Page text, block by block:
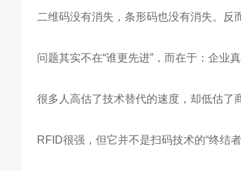
二维码没有消失，条形码也没有消失。反
问题其实不在“谁更先进”，而在于：企业
很多人高估了技术替代的速度，却低估了
RFID很强，但它并不是扫码技术的“终结者